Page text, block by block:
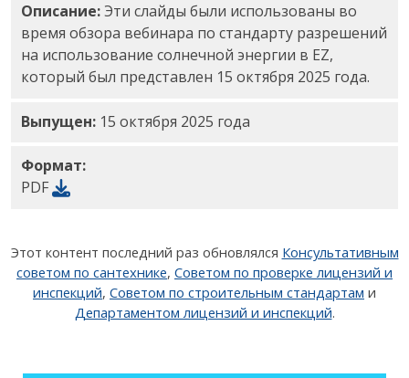
Описание:Эти слайды были использованы во
время обзора вебинара по стандарту разрешений
на использование солнечной энергии в EZ,
который был представлен 15 октября 2025 года.
Выпущен: 15 октября 2025 года
Формат:
PDF
Этот контент последний раз обновлялся Консультативным
советом по сантехнике, Советом по проверке лицензий и
инспекций, Советом по строительным стандартам и
Департаментом лицензий и инспекций.